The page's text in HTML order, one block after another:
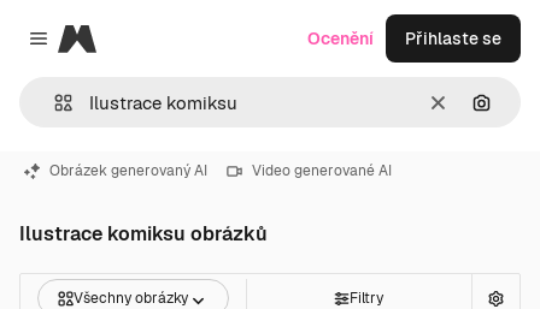
Close menu
Magnific
ZrušitHledat
Ocenění Přihlaste se
Obrázek generovaný AI Video generované AI
Ilustrace komiksu obrázků
Všechny obrázky Filtry